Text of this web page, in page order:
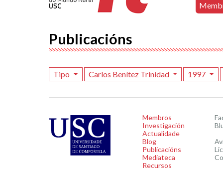
Publicacións
Tipo Carlos Benítez Trinidad 1997
Membros
Investigación
Actualidade
Blog
Publicacións
Mediateca
Recursos